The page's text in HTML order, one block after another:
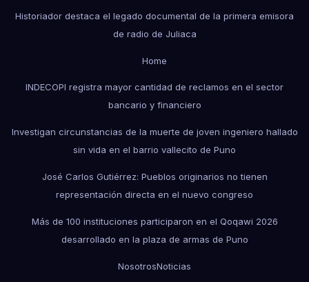
Historiador destaca el legado documental de la primera emisora
de radio de Juliaca
Home
INDECOPI registra mayor cantidad de reclamos en el sector
bancario y financiero
Investigan circunstancias de la muerte de joven ingeniero hallado
sin vida en el barrio vallecito de Puno
José Carlos Gutiérrez: Pueblos originarios no tienen
representación directa en el nuevo congreso
Más de 100 instituciones participaron en el Qoqawi 2026
desarrollado en la plaza de armas de Puno
NosotrosNoticias